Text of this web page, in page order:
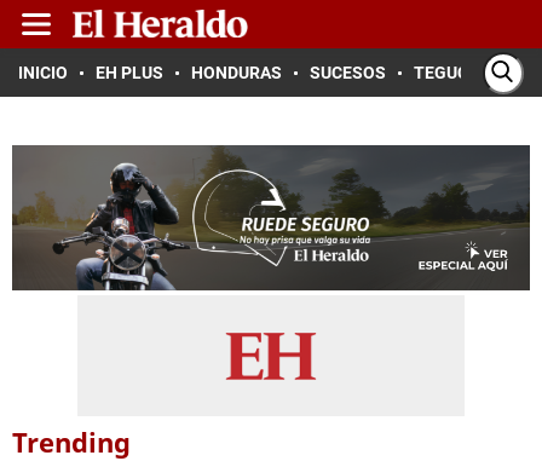
INICIO EH PLUS HONDURAS SUCESOS TEGUCIGALPA
Trending